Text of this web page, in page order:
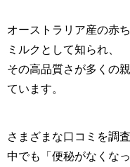
オーストラリア産の赤
ミルク として知られ、
その高品質さが多くの
ています。
さまざまな口コミを調
中でも「便秘がなくな